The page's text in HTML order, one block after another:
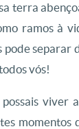
terra
ramos à
pode separar
vós!
viver